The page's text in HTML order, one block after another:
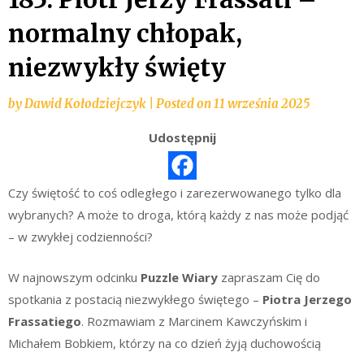
normalny chłopak,
niezwykły święty
byDawid Kołodziejczyk Posted on11 września 2025
Udostępnij
Czy świętość to coś odległego i zarezerwowanego tylko dla
wybranych? A może to droga, którą każdy z nas może podjąć
– w zwykłej codzienności?
W najnowszym odcinku Puzzle Wiary zapraszam Cię do
spotkania z postacią niezwykłego świętego – Piotra Jerzego
Frassatiego. Rozmawiam z Marcinem Kawczyńskim i
Michałem Bobkiem, którzy na co dzień żyją duchowością